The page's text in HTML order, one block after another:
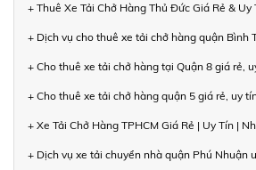
+ Thuê Xe Tải Chở Hàng Thủ Đức Giá Rẻ & Uy
+ Dịch vụ cho thuê xe tải chở hàng quận Bình
+ Cho thuê xe tải chở hàng tại Quận 8 giá rẻ,
+ Cho thuê xe tải chở hàng quận 5 giá rẻ, uy
+ Xe Tải Chở Hàng TPHCM Giá Rẻ | Uy Tín |
+ Dịch vụ xe tải chuyển nhà quận Phú Nhuận